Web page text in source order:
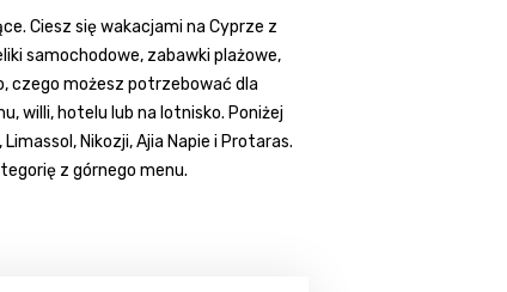
Ciesz się wakacjami na Cyprze z
samochodowe, zabawki plażowe,
czego możesz potrzebować dla
willi, hotelu lub na lotnisko. Poniżej
Nikozji, Ajia Napie i Protaras.
z górnego menu.